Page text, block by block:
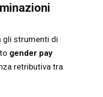
gli strumenti di
gender pay
retributiva tra